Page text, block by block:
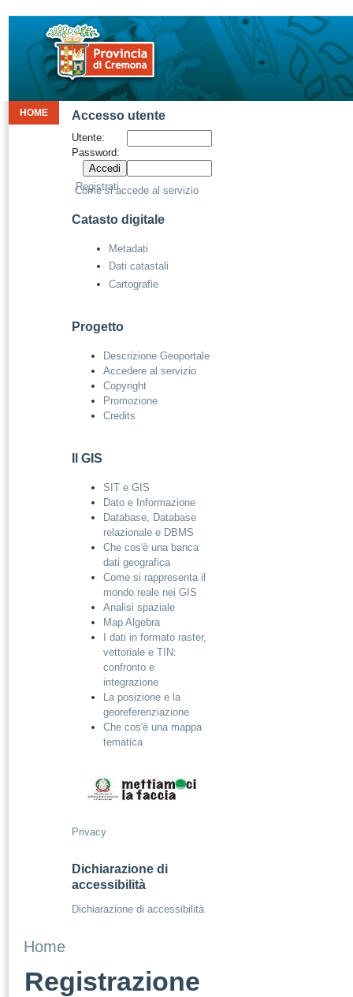
HOME Accesso utente
Utente:
Password:
Registrati
Come si accede al servizio
Catasto digitale
Metadati
Dati catastali
Cartografie
Progetto
Descrizione Geoportale
Accedere al servizio
Copyright
Promozione
Credits
Il GIS
SIT e GIS
Dato e Informazione
Database, Database
relazionale e DBMS
Che cos'è una banca
dati geografica
Come si rappresenta il
mondo reale nei GIS
Analisi spaziale
Map Algebra
I dati in formato raster,
vettoriale e TIN:
confronto e
integrazione
La posizione e la
georeferenziazione
Che cos'è una mappa
tematica
Privacy
Dichiarazione di
accessibilità
Dichiarazione di accessibilità
Home
Registrazione